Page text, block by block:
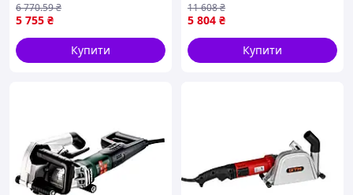
5 755 ₴
6 770.59₴
Купити
електричний, Штроборіз
для газобетону
електричний, CQS
5 804 ₴
11 608₴
Купити